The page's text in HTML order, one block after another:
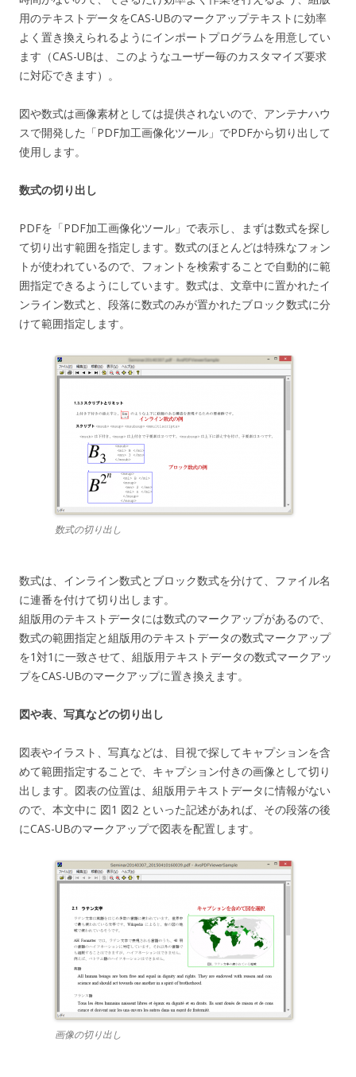
用のテキストデータをCAS-UBのマークアップテキストに効率
よく置き換えられるようにインポートプログラムを用意してい
ます（CAS-UBは、このようなユーザー毎のカスタマイズ要求
に対応できます）。
図や数式は画像素材としては提供されないので、アンテナハウ
スで開発した「PDF加工画像化ツール」でPDFから切り出して
使用します。
数式の切り出し
PDFを「PDF加工画像化ツール」で表示し、まずは数式を探し
て切り出す範囲を指定します。数式のほとんどは特殊なフォン
トが使われているので、フォントを検索することで自動的に範
囲指定できるようにしています。数式は、文章中に置かれたイ
ンライン数式と、段落に数式のみが置かれたブロック数式に分
けて範囲指定します。
数式の切り出し
数式は、インライン数式とブロック数式を分けて、ファイル名
に連番を付けて切り出します。
組版用のテキストデータには数式のマークアップがあるので、
数式の範囲指定と組版用のテキストデータの数式マークアップ
を1対1に一致させて、組版用テキストデータの数式マークアッ
プをCAS-UBのマークアップに置き換えます。
図や表、写真などの切り出し
図表やイラスト、写真などは、目視で探してキャプションを含
めて範囲指定することで、キャプション付きの画像として切り
出します。図表の位置は、組版用テキストデータに情報がない
ので、本文中に 図1 図2 といった記述があれば、その段落の後
にCAS-UBのマークアップで図表を配置します。
画像の切り出し